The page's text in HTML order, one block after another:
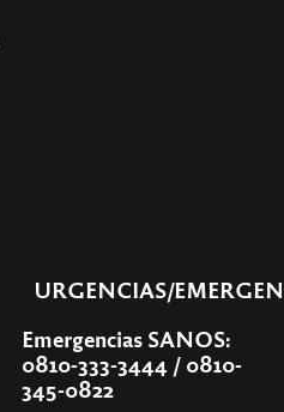
URGENCIAS/
Emergencias SANOS:
0810-333-3444 / 0810-
345-0822